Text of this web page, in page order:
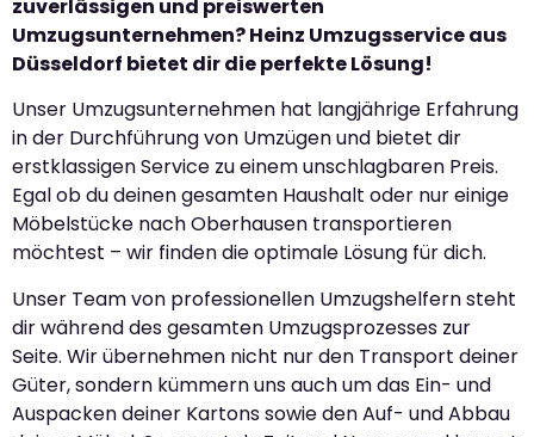
zuverlässigen und preiswerten
Umzugsunternehmen? Heinz Umzugsservice aus
Düsseldorf bietet dir die perfekte Lösung!
Unser Umzugsunternehmen hat langjährige Erfahrung
in der Durchführung von Umzügen und bietet dir
erstklassigen Service zu einem unschlagbaren Preis.
Egal ob du deinen gesamten Haushalt oder nur einige
Möbelstücke nach Oberhausen transportieren
möchtest – wir finden die optimale Lösung für dich.
Unser Team von professionellen Umzugshelfern steht
dir während des gesamten Umzugsprozesses zur
Seite. Wir übernehmen nicht nur den Transport deiner
Güter, sondern kümmern uns auch um das Ein- und
Auspacken deiner Kartons sowie den Auf- und Abbau